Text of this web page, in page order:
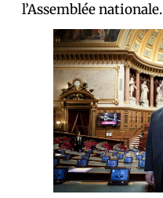
l’Assemblée nationale.